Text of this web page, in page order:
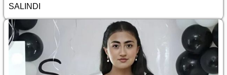
SALINDI